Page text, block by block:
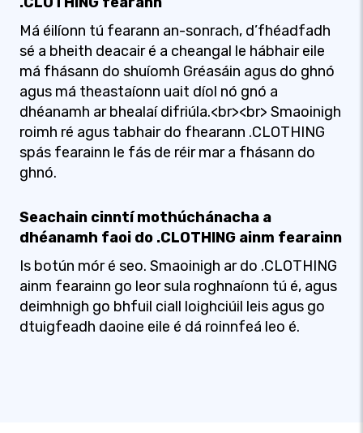
Má éilíonn tú fearann ​​an-sonrach, d’fhéadfadh
sé a bheith deacair é a cheangal le hábhair eile
má fhásann do shuíomh Gréasáin agus do ghnó
agus má theastaíonn uait díol nó gnó a
dhéanamh ar bhealaí difriúla.<br><br> Smaoinigh
roimh ré agus tabhair do fhearann ​​.CLOTHING
spás fearainn le fás de réir mar a fhásann do
ghnó.
Seachain cinntí mothúchánacha a
dhéanamh faoi do .CLOTHING ainm fearainn
Is botún mór é seo. Smaoinigh ar do .CLOTHING
ainm fearainn go leor sula roghnaíonn tú é, agus
deimhnigh go bhfuil ciall loighciúil leis agus go
dtuigfeadh daoine eile é dá roinnfeá leo é.